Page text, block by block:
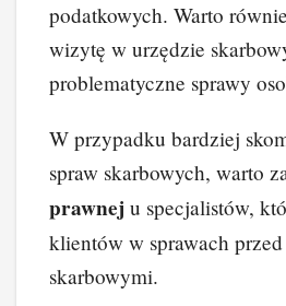
podatkowych. Warto
wizytę w urzędzie
problematyczne sprawy
W przypadku bardziej
spraw skarbowych, warto
prawnej u specjalistów,
klientów w sprawach
skarbowymi.